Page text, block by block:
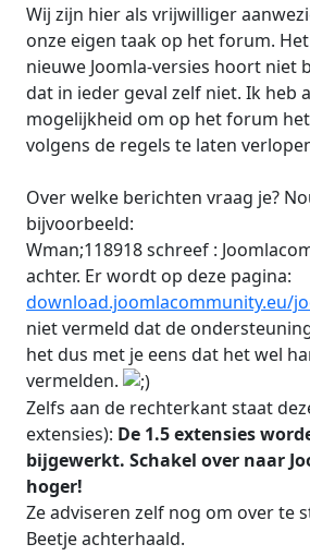
Wij zijn hier als vrijwilliger
onze eigen taak op het forum.
nieuwe Joomla-versies hoort niet
dat in ieder geval zelf niet. Ik heb
mogelijkheid om op het forum
volgens de regels te laten
Over welke berichten vraag je?
bijvoorbeeld:
Wman;118918 schreef :
achter. Er wordt op deze pagina:
download.joomlacommunity.eu/
niet vermeld dat de
het dus met je eens dat het wel
vermelden.
Zelfs aan de rechterkant staat
extensies): De 1.5 extensies
bijgewerkt. Schakel over naar
hoger!
Ze adviseren zelf nog om over te
Beetje achterhaald.